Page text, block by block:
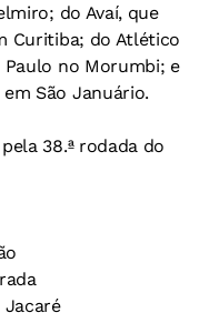
do Avaí, que
Curitiba; do Atlético
no Morumbi; e
em São Januário.
38.ª rodada do
Jacaré